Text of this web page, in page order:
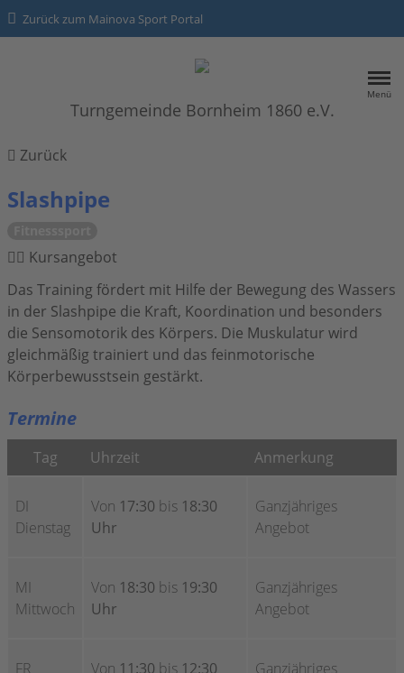
Zurück zum Mainova Sport Portal
Menü
Turngemeinde Bornheim 1860 e.V.
HOME
SPORTANGEBOTE
Kontakt
Datenschutz
Impressum
Zurück
Slashpipe
Kursangebot
Das Training fördert mit Hilfe der Bewegung des Wassers
in der Slashpipe die Kraft, Koordination und besonders
die Sensomotorik des Körpers. Die Muskulatur wird
gleichmäßig trainiert und das feinmotorische
Körperbewusstsein gestärkt.
Termine
Tag Uhrzeit Anmerkung
DI
Dienstag
Von 17:30 bis 18:30
Uhr
Ganzjähriges
Angebot
MI
Mittwoch
Von 18:30 bis 19:30
Uhr
Ganzjähriges
Angebot
FR
Von 11:30 bis 12:30
Ganzjähriges